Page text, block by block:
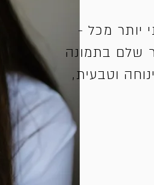
יותר מכל -
שלם בתמונה
וטבעית,